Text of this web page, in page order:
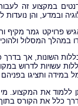
במקצוע זה
ובמדע, והן נועדות
פרויקט גמר מקיף
המסלול
השונות, אך
בפניהם תעודה
ללמוד את המקצוע.
כלל את הקורס